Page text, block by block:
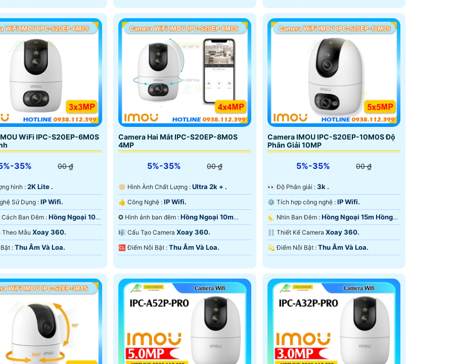
WiFi IPC-S20EP-6M0S
35% 00 ₫
hình : 2K Lite .
🤖️ Công Nghệ Sử Dụng : IP Wifi.
🌙 Khoảng Cách Ban Đêm : Hồng Ngoại 10m
Smart IR.
Theo Mẫu Xoay 360.
️ƒ Điểm Nỗi Bật : Thu Âm Và Loa.
Camera Hai Mắt IPC-S20EP-8M0S
4MP
5%-35% 00 ₫
🔆 Hình Ành Chất Lượng : Ultra 2k + .
👍 Công Nghệ : IP Wifi.
✪ Hình ảnh ban đêm : Hồng Ngoại 10m
Hồng Ngoại Smart IR.
🎼️ Cấu Tạo Camera Xoay 360.
️🆑 Điểm Nỗi Bật : Thu Âm Và Loa.
Camera IMOU IPC-S20EP-10M0S Độ
Phân Giải 10MP
5%-35% 00 ₫
️👀 Độ Phân giải : 3k .
⚙ Tích hợp công nghệ : IP Wifi.
🌜 Nhìn Ban Đêm : Hồng Ngoại 15m Hồng
Ngoại Smart IR.
⛓ Thiết Kế Camera Xoay 360.
️💫 Điểm Nỗi Bật : Thu Âm Và Loa.